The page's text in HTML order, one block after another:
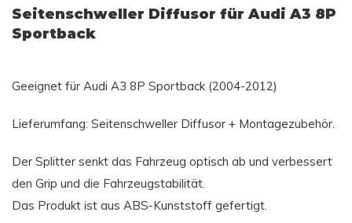
Seitenschweller Diffusor für Audi A3 8P
Sportback
Geeignet für Audi A3 8P Sportback (2004-2012)
Lieferumfang: Seitenschweller Diffusor + Montagezubehör.
Der Splitter senkt das Fahrzeug optisch ab und verbessert
den Grip und die Fahrzeugstabilität.
Das Produkt ist aus ABS-Kunststoff gefertigt.